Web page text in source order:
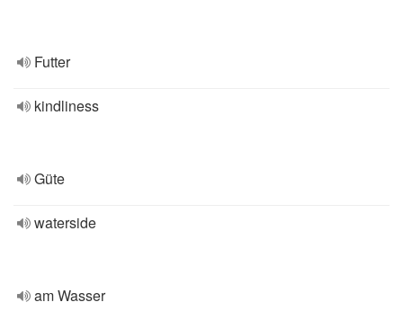
Futter
kindliness
Güte
waterside
am Wasser